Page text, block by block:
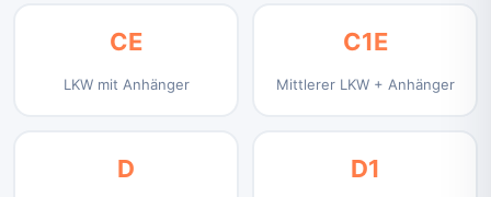
CE
LKW mit Anhänger
C1E
Mittlerer LKW + Anhänger
D D1